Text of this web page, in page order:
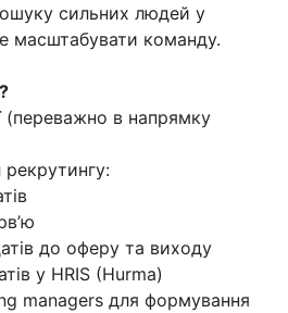
сильних людей у
масштабувати команду.
(переважно в напрямку
до оферу та виходу
у HRIS (Hurma)
managers для формування